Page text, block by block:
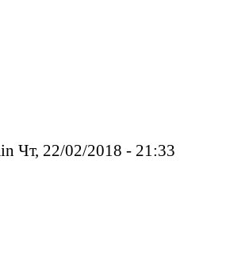
Чт, 22/02/2018 - 21:33